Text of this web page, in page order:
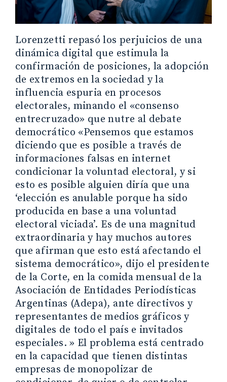
Lorenzetti repasó los perjuicios de una
dinámica digital que estimula la
confirmación de posiciones, la adopción
de extremos en la sociedad y la
influencia espuria en procesos
electorales, minando el «consenso
entrecruzado» que nutre al debate
democrático «Pensemos que estamos
diciendo que es posible a través de
informaciones falsas en internet
condicionar la voluntad electoral, y si
esto es posible alguien diría que una
‘elección es anulable porque ha sido
producida en base a una voluntad
electoral viciada’. Es de una magnitud
extraordinaria y hay muchos autores
que afirman que esto está afectando el
sistema democrático», dijo el presidente
de la Corte, en la comida mensual de la
Asociación de Entidades Periodísticas
Argentinas (Adepa), ante directivos y
representantes de medios gráficos y
digitales de todo el país e invitados
especiales. » El problema está centrado
en la capacidad que tienen distintas
empresas de monopolizar de